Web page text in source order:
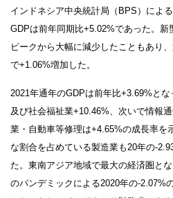
インドネシア中央統計局（BPS）によ
GDPは前年同期比+5.02%であった。
ピークから大幅に減少したこともあり
で+1.06%増加した。
2021年通年のGDPは前年比+3.69%と
及び社会福祉業+10.46%、次いで情報
業・自動車等修理は+4.65%の成長率を
な割合を占めている製造業も20年の-
た。東南アジア地域で最大の経済圏と
のパンデミックによる2020年の‐2.07%